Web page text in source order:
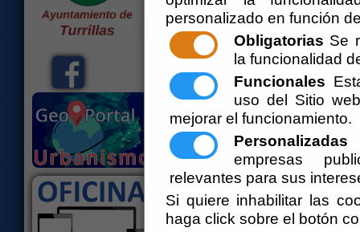
personalizado en función
Obligatorias Se
la funcionalidad
Funcionales
uso del Sitio
mejorar el funcionamiento.
Personalizadas
empresas
relevantes para sus
Si quiere inhabilitar las
haga click sobre el botón
El Ayuntamiento
Bienvenidos a la web del Ayuntamiento
Programa